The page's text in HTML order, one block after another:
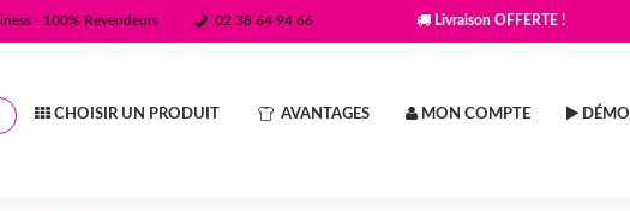
- 100% Revendeurs 02 38 64 94 66 Livraison OFFERTE !
CHOISIR UN PRODUIT AVANTAGES MON COMPTE DÉMO